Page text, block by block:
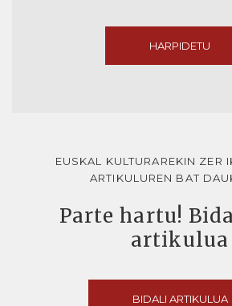
HARPIDETU
EUSKAL KULTURAREKIN ZER
ARTIKULUREN BAT
Parte hartu!
artikulua
BIDALI ARTIKULUA